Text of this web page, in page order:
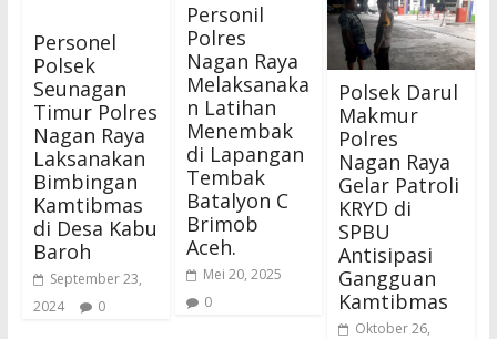
Personel
Polsek
Seunagan
Timur Polres
Nagan Raya
Laksanakan
Bimbingan
Kamtibmas
di Desa Kabu
Baroh
September 23,
2024
0
Personil
Polres
Nagan Raya
Melaksanaka
n Latihan
Menembak
di Lapangan
Tembak
Batalyon C
Brimob
Aceh.
Mei 20, 2025
0
Polsek Darul
Makmur
Polres
Nagan Raya
Gelar Patroli
KRYD di
SPBU
Antisipasi
Gangguan
Kamtibmas
Oktober 26,